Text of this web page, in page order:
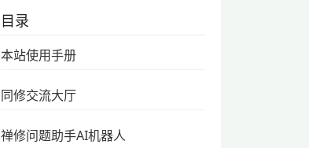
目录
本站使用手册
同修交流大厅
禅修问题助手AI机器人